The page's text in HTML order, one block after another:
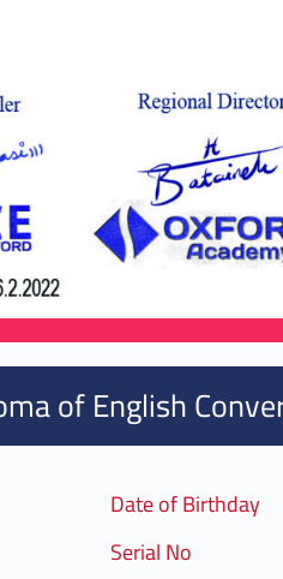
of English
Date of Birthday
Serial No